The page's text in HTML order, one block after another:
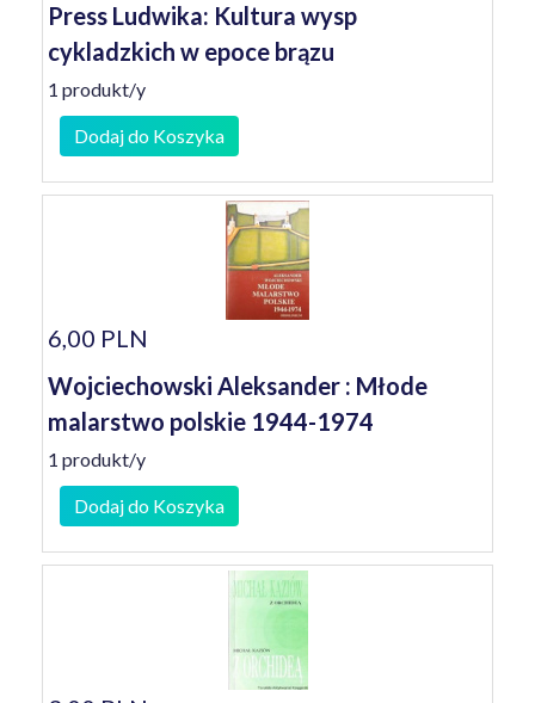
Press Ludwika: Kultura wysp
cykladzkich w epoce brązu
1 produkt/y
Dodaj do Koszyka
6,00 PLN
Wojciechowski Aleksander : Młode
malarstwo polskie 1944-1974
1 produkt/y
Dodaj do Koszyka